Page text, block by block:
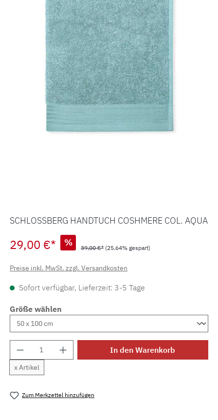
SCHLOSSBERG HANDTUCH COSHMERE COL. AQUA
29,00 €* % 39,00 €* (25.64% gespart)
Preise inkl. MwSt. zzgl. Versandkosten
Sofort verfügbar, Lieferzeit: 3-5 Tage
Größe wählen
Produkt Anzahl: Gib den gewünschten
x Artikel
In den Warenkorb
Zum Merkzettel hinzufügen